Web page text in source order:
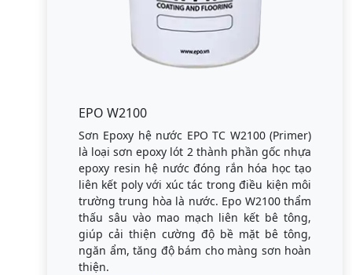
EPO W2100
Sơn Epoxy hệ nước EPO TC W2100 (Primer)
là loại sơn epoxy lót 2 thành phần gốc nhựa
epoxy resin hệ nước đóng rắn hóa học tạo
liên kết poly với xúc tác trong điều kiện môi
trường trung hòa là nước. Epo W2100 thẩm
thấu sâu vào mao mạch liên kết bê tông,
giúp cải thiện cường độ bề mặt bê tông,
ngăn ẩm, tăng độ bám cho màng sơn hoàn
thiện.